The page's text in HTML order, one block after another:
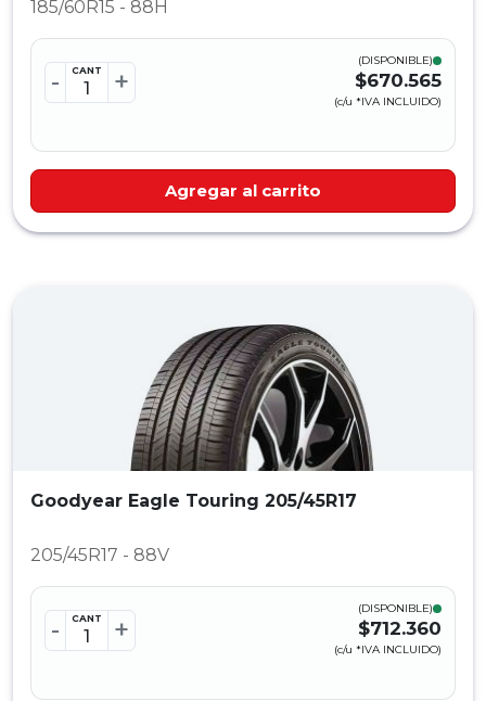
185/60R15 - 88H
- CANT +
(DISPONIBLE)
$670.565
(c/u *IVA INCLUIDO)
Agregar al carrito
Goodyear Eagle Touring 205/45R17
205/45R17 - 88V
- CANT +
(DISPONIBLE)
$712.360
(c/u *IVA INCLUIDO)